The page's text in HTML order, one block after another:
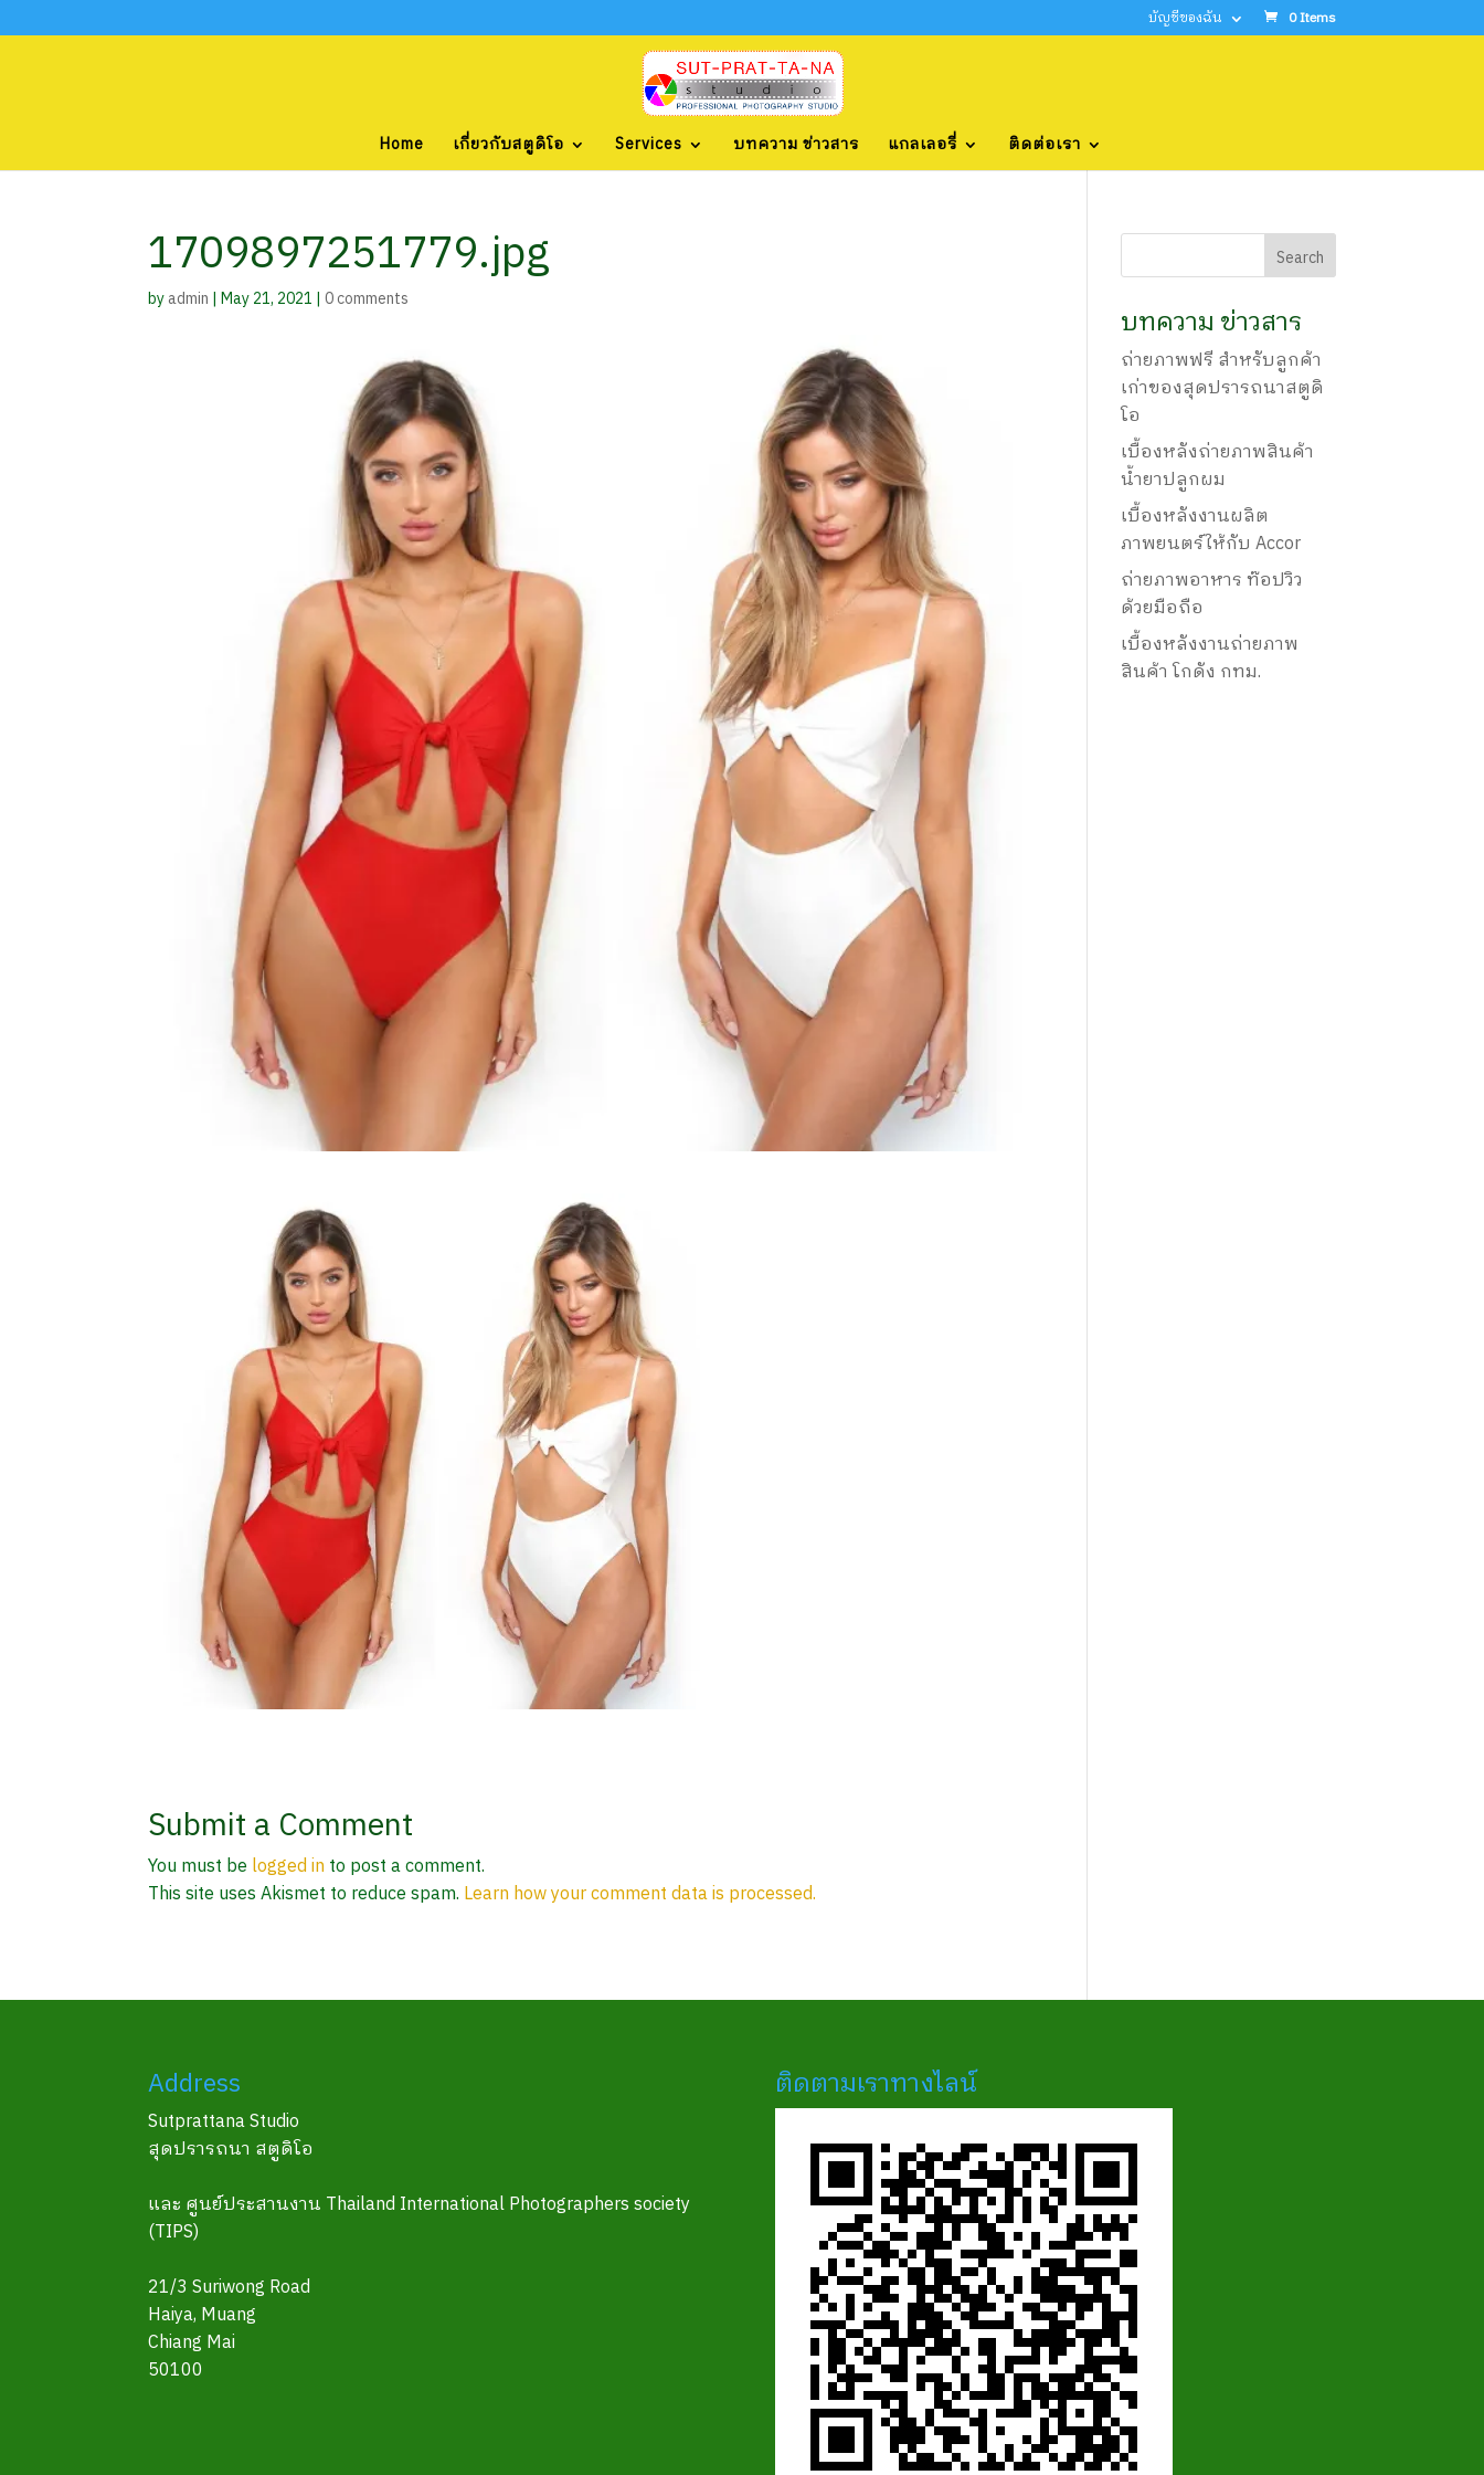
บัญชีของฉัน 0 Items
Home เกี่ยวกับสตูดิโอ Services บทความ ข่าวสาร แกลเลอรี่ ติดต่อเรา
1709897251779.jpg
byadmin |May 21, 2021 |0 comments
Submit a Comment
You must be logged into post a comment.
This site uses Akismet to reduce spam. Learn how your comment data is processed.
บทความ ข่าวสาร
ถ่ายภาพฟรี สำหรับลูกค้า
เก่าของสุดปรารถนาสตูดิ
โอ
เบื้องหลังถ่ายภาพสินค้า
น้ำยาปลูกผม
เบื้องหลังงานผลิต
ภาพยนตร์ให้กับ Accor
ถ่ายภาพอาหาร ท๊อปวิว
ด้วยมือถือ
เบื้องหลังงานถ่ายภาพ
สินค้า โกดัง กทม.
Address
Sutprattana Studio
สุดปรารถนา สตูดิโอ
และ ศูนย์ประสานงาน Thailand International Photographers society
(TIPS)
21/3 Suriwong Road
Haiya, Muang
Chiang Mai
50100
ติดตามเราทางไลน์